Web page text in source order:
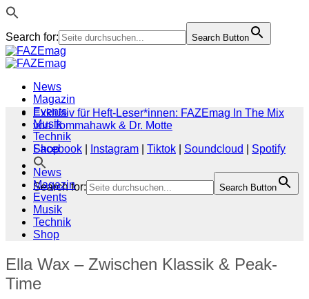
Search for: Search Button
Zum
Inhalt
News
Magazin
Events
Musik
Technik
Shop
Search for: Search Button
Exklusiv für Heft-Leser*innen: FAZEmag In The Mix
von Tommahawk & Dr. Motte
Facebook
Instagram Tiktok Soundcloud
Spotify
News
Magazin
Events
Musik
Technik
Shop
Ella Wax – Zwischen Klassik & Peak-
Time